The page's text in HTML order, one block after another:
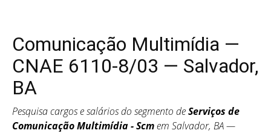
Comunicação Multimídia —
CNAE 6110-8/03 — Salvador,
BA
Pesquisa cargos e salários do segmento deServiços de
Comunicação Multimídia - Scmem Salvador, BA —